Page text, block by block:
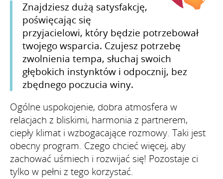
Znajdziesz dużą satysfakcję,
poświęcając się
przyjacielowi, który będzie potrzebował
twojego wsparcia. Czujesz potrzebę
zwolnienia tempa, słuchaj swoich
głębokich instynktów i odpocznij, bez
zbędnego poczucia winy.
Ogólne uspokojenie, dobra atmosfera w
relacjach z bliskimi, harmonia z partnerem,
ciepły klimat i wzbogacające rozmowy. Taki jest
obecny program. Czego chcieć więcej, aby
zachować uśmiech i rozwijać się! Pozostaje ci
tylko w pełni z tego korzystać.